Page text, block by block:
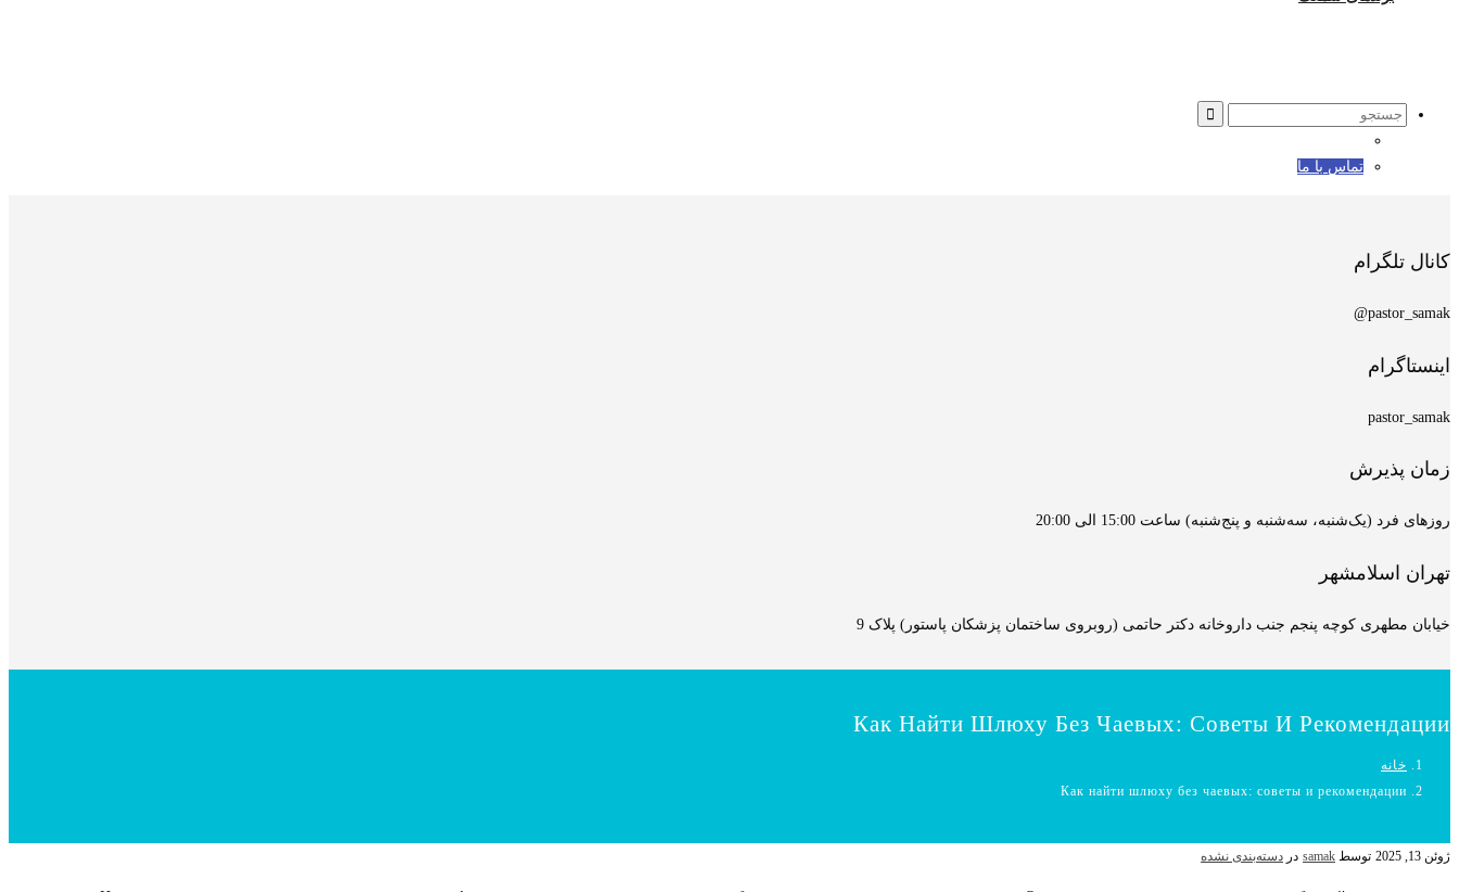
Search
تماس با ما
کانال تلگرام
pastor_samak@
اینستاگرام
pastor_samak
زمان پذیرش
روزهای فرد (یک‌شنبه، سه‌شنبه و پنج‌شنبه) ساعت 15:00 الی 20:00
تهران اسلامشهر
خیابان مطهری کوچه پنجم جنب داروخانه دکتر حاتمی (روبروی ساختمان پزشکان پاستور) پلاک 9
Как Найти Шлюху Без Чаевых: Советы И Рекомендации
خانه
Как найти шлюху без чаевых: советы и рекомендации
ژوئن 13, 2025 توسط samak در دسته‌بندی نشده